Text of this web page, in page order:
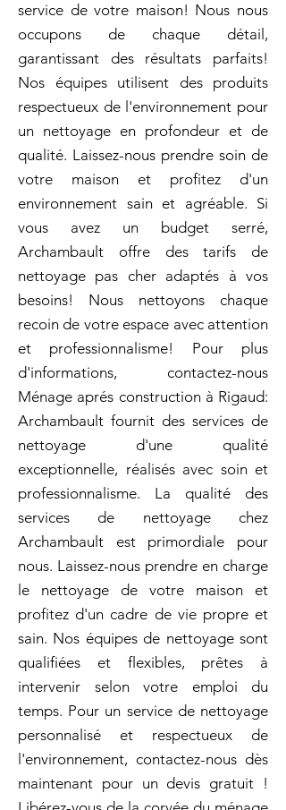
service de votre maison! Nous nous
occupons de chaque détail,
garantissant des résultats parfaits!
Nos équipes utilisent des produits
respectueux de l'environnement pour
un nettoyage en profondeur et de
qualité. Laissez-nous prendre soin de
votre maison et profitez d'un
environnement sain et agréable. Si
vous avez un budget serré,
Archambault offre des tarifs de
nettoyage pas cher adaptés à vos
besoins! Nous nettoyons chaque
recoin de votre espace avec attention
et professionnalisme! Pour plus
d'informations, contactez-nous
Ménage aprés construction à Rigaud:
Archambault fournit des services de
nettoyage d'une qualité
exceptionnelle, réalisés avec soin et
professionnalisme. La qualité des
services de nettoyage chez
Archambault est primordiale pour
nous. Laissez-nous prendre en charge
le nettoyage de votre maison et
profitez d'un cadre de vie propre et
sain. Nos équipes de nettoyage sont
qualifiées et flexibles, prêtes à
intervenir selon votre emploi du
temps. Pour un service de nettoyage
personnalisé et respectueux de
l'environnement, contactez-nous dès
maintenant pour un devis gratuit !